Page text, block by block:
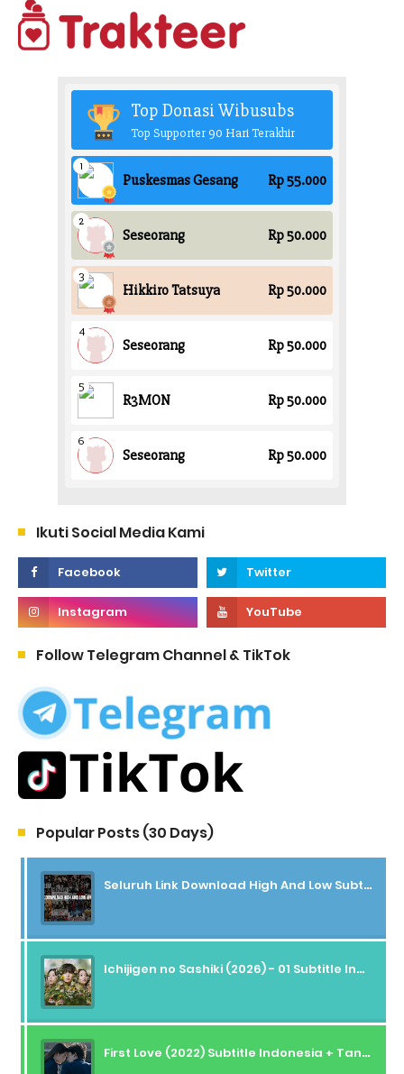
Ikuti Social Media Kami
Follow Telegram Channel & TikTok
Popular Posts (30 Days)
Seluruh Link Download High And Low Subtitle Indonesia
Ichijigen no Sashiki (2026) - 01 Subtitle Indonesia
First Love (2022) Subtitle Indonesia + Tanpa Iklan + Streaming + 1080p